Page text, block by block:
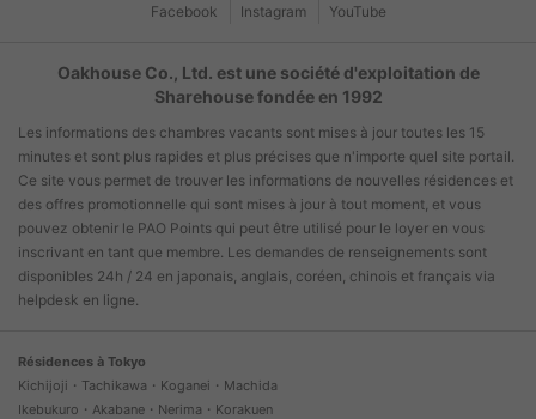
Facebook Instagram YouTube
Oakhouse Co., Ltd. est une société d'exploitation de
Sharehouse fondée en 1992
Les informations des chambres vacants sont mises à jour toutes les 15
minutes et sont plus rapides et plus précises que n'importe quel site portail.
Ce site vous permet de trouver les informations de nouvelles résidences et
des offres promotionnelle qui sont mises à jour à tout moment, et vous
pouvez obtenir le PAO Points qui peut être utilisé pour le loyer en vous
inscrivant en tant que membre. Les demandes de renseignements sont
disponibles 24h / 24 en japonais, anglais, coréen, chinois et français via
helpdesk en ligne.
Résidences à Tokyo
Kichijoji・Tachikawa・Koganei・Machida
Ikebukuro・Akabane・Nerima・Korakuen